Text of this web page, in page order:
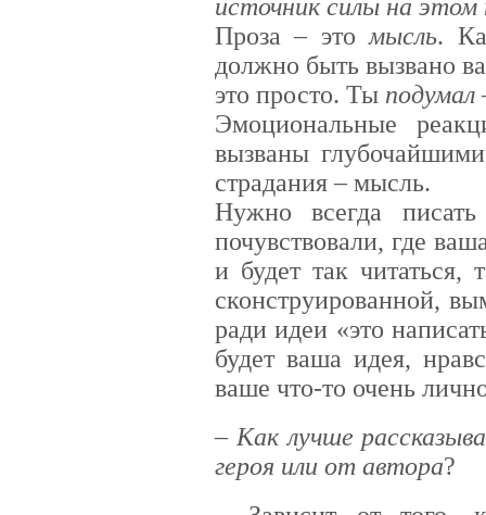
источник силы на
Проза – этомысль.
должно быть вызвано
это просто. Ты подумал
Эмоциональные
вызваны
страдания – мысль.
Нужно всегда
почувствовали, где
и будет так читаться,
сконструированной,
ради идеи «это
будет ваша идея,
ваше что-то очень
– Как лучше
героя или от автора?